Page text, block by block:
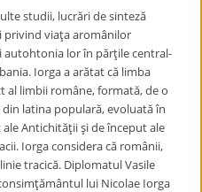
studii, lucrări de sinteză
privind viaţa aromânilor
autohtonia lor în părţile central-
Iorga a arătat că limba
al limbii române, formată, de o
latina populară, evoluată în
Antichităţii şi de început ale
Iorga considera că românii,
tracică. Diplomatul Vasile
lui Nicolae Iorga